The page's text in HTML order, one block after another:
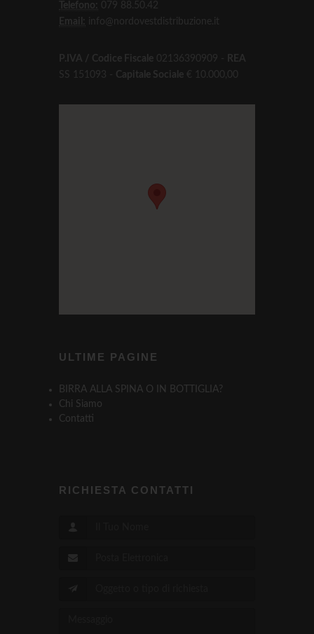
Telefono:
079 88.50.42
Email:
info@nordovestdistribuzione.it
P.IVA / Codice Fiscale 02136390909 -
REA
SS 151093 - Capitale Sociale € 10.000,00
ULTIME PAGINE
BIRRA ALLA SPINA O IN BOTTIGLIA?
Chi Siamo
Contatti
RICHIESTA CONTATTI